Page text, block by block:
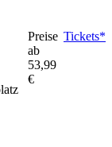
Preise
ab
53,99
€
Tickets*